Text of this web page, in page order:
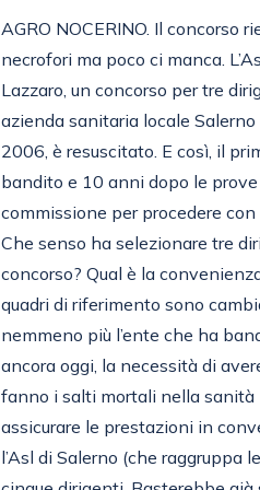
AGRO NOCERINO. Il concorso
necrofori ma poco ci manca.
Lazzaro, un concorso per tre
azienda sanitaria locale
2006, è resuscitato. E così, il
bandito e 10 anni dopo le
commissione per procedere
Che senso ha selezionare tre
concorso? Qual è la
quadri di riferimento sono
nemmeno più l’ente che ha
ancora oggi, la necessità di
fanno i salti mortali nella
assicurare le prestazioni in
l’Asl di Salerno (che raggruppa